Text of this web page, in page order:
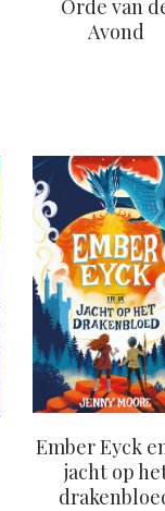
Orde van
Avond
Ember Eyck
jacht op